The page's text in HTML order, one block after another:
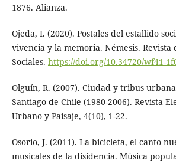
1876. Alianza.
Ojeda, I. (2020). Postales del estallido
vivencia y la memoria. Némesis. Revista
Sociales. https://doi.org/10.34720/wf41-
Olguín, R. (2007). Ciudad y tribus
Santiago de Chile (1980-2006). Revista
Urbano y Paisaje, 4(10), 1-22.
Osorio, J. (2011). La bicicleta, el canto
musicales de la disidencia. Música